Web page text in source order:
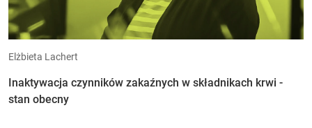
Elżbieta Lachert
Inaktywacja czynników zakaźnych w składnikach krwi -
stan obecny